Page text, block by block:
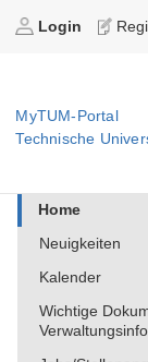
Login
MyTUM-Portal
Technische
Home
Neuigkeiten
Kalender
Wichtige